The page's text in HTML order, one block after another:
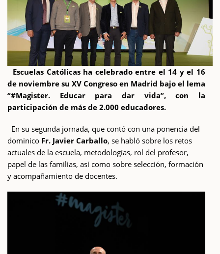
Escuelas Católicas ha celebrado entre el 14 y el 16
de noviembre su XV Congreso en Madrid bajo el lema
“#Magister. Educar para dar vida”, con la
participación de más de 2.000 educadores.
En su segunda jornada, que contó con una ponencia del
dominico Fr. Javier Carballo, se habló sobre los retos
actuales de la escuela, metodologías, rol del profesor,
papel de las familias, así como sobre selección, formación
y acompañamiento de docentes.